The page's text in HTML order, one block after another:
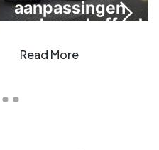
aanpassingen
met groot effect
Read More